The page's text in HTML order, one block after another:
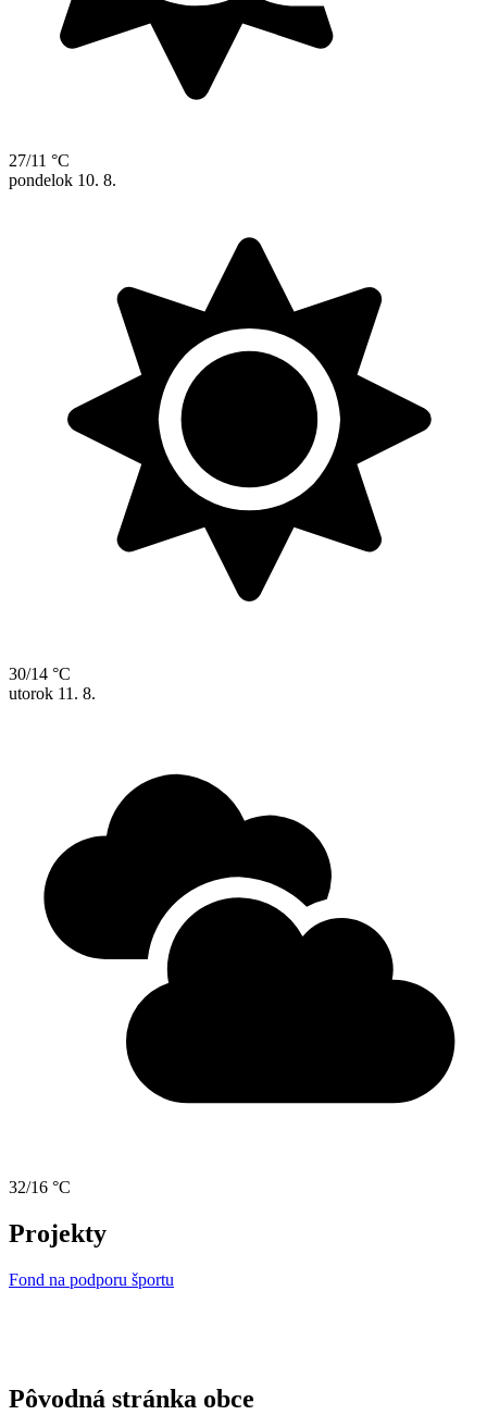
27/11 °C
pondelok 10. 8.
30/14 °C
utorok 11. 8.
32/16 °C
Projekty
Fond na podporu športu
Pôvodná stránka obce